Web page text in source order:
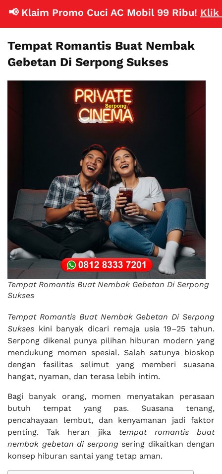
Klaim Promo Cuci AC Mobil 99 Ribu!Klik
Tempat Romantis Buat Nembak
Gebetan Di Serpong Sukses
Tempat Romantis Buat Nembak Gebetan Di Serpong
Sukses
Tempat Romantis Buat Nembak Gebetan Di Serpong
Sukses kini banyak dicari remaja usia 19–25 tahun.
Serpong dikenal punya pilihan hiburan modern yang
mendukung momen spesial. Salah satunya bioskop
dengan fasilitas selimut yang memberi suasana
hangat, nyaman, dan terasa lebih intim.
Bagi banyak orang, momen menyatakan perasaan
butuh tempat yang pas. Suasana tenang,
pencahayaan lembut, dan kenyamanan jadi faktor
penting. Tak heran jika tempat romantis buat
nembak gebetan di serpongsering dikaitkan dengan
konsep hiburan santai yang tetap aman.